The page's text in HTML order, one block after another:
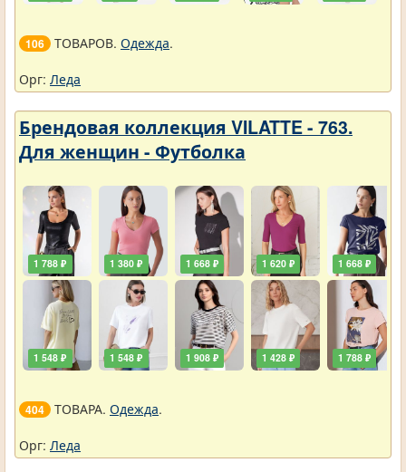
106 ТОВАРОВ. Одежда.
Орг: Леда
Брендовая коллекция VILATTE - 763.
Для женщин - Футболка
1 788 ₽
1 548 ₽
1 380 ₽
1 548 ₽
1 668 ₽
1 908 ₽
1 620 ₽
1 428 ₽
1 668 ₽
1 788 ₽
404 ТОВАРА. Одежда.
Орг: Леда